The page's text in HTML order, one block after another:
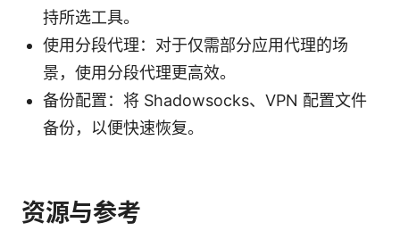
持所选工具。
使用分段代理：对于仅需部分应用代理的场
景，使用分段代理更高效。
备份配置：将 Shadowsocks、VPN 配置文件
备份，以便快速恢复。
资源与参考